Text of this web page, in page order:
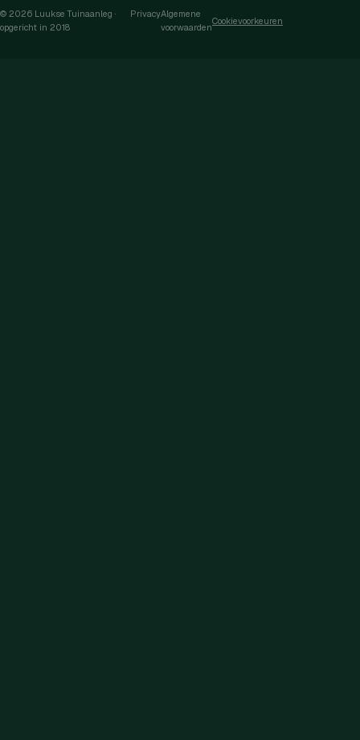
© 2026 Luukse Tuinaanleg ·
opgericht in 2018
PrivacyAlgemene
voorwaarden
Cookievoorkeuren